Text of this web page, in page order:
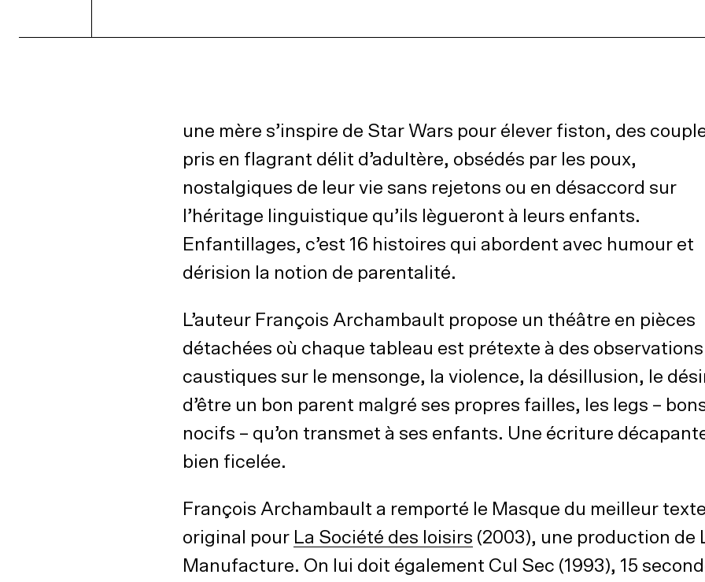
une mère s’inspire de Star Wars pour élever fiston, des
pris en flagrant délit d’adultère, obsédés par les poux,
nostalgiques de leur vie sans rejetons ou en désaccord sur
l’héritage linguistique qu’ils lègueront à leurs enfants.
Enfantillages, c’est 16 histoires qui abordent avec humour et
dérision la notion de parentalité.
L’auteur François Archambault propose un théâtre en pièces
détachées où chaque tableau est prétexte à des observations
caustiques sur le mensonge, la violence, la désillusion, le
d’être un bon parent malgré ses propres failles, les legs –
nocifs – qu’on transmet à ses enfants. Une écriture
bien ficelée.
François Archambault a remporté le Masque du meilleur texte
original pour La Société des loisirs (2003), une production de
Manufacture. On lui doit également Cul Sec (1993), 15